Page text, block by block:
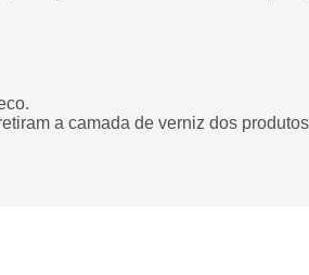
a camada de verniz dos